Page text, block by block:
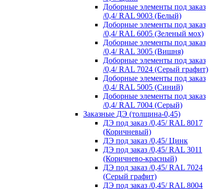
Доборные элементы под заказ
/0,4/ RAL 9003 (Белый)
Доборные элементы под заказ
/0,4/ RAL 6005 (Зеленый мох)
Доборные элементы под заказ
/0,4/ RAL 3005 (Вишня)
Доборные элементы под заказ
/0,4/ RAL 7024 (Серый графит)
Доборные элементы под заказ
/0,4/ RAL 5005 (Синий)
Доборные элементы под заказ
/0,4/ RAL 7004 (Серый)
Заказные ДЭ (толщина-0,45)
ДЭ под заказ /0,45/ RAL 8017
(Коричневый)
ДЭ под заказ /0,45/ Цинк
ДЭ под заказ /0,45/ RAL 3011
(Коричнево-красный)
ДЭ под заказ /0,45/ RAL 7024
(Серый графит)
ДЭ под заказ /0,45/ RAL 8004